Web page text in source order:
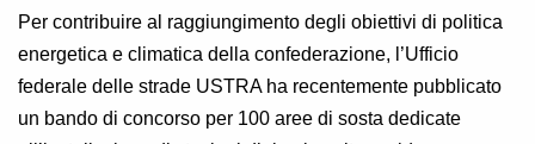
Per contribuire al raggiungimento degli obiettivi di politica
energetica e climatica della confederazione, l’Ufficio
federale delle strade USTRA ha recentemente pubblicato
un bando di concorso per 100 aree di sosta dedicate